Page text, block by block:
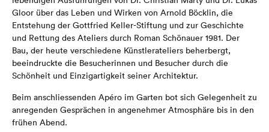
Gloor über das Leben und Wirken von Arnold Böcklin, die
Entstehung der Gottfried Keller-Stiftung und zur Geschichte
und Rettung des Ateliers durch Roman Schönauer 1981. Der
Bau, der heute verschiedene Künstlerateliers beherbergt,
beeindruckte die Besucherinnen und Besucher durch die
Schönheit und Einzigartigkeit seiner Architektur.
Beim anschliessenden Apéro im Garten bot sich Gelegenheit zu
anregenden Gesprächen in angenehmer Atmosphäre bis in den
frühen Abend.